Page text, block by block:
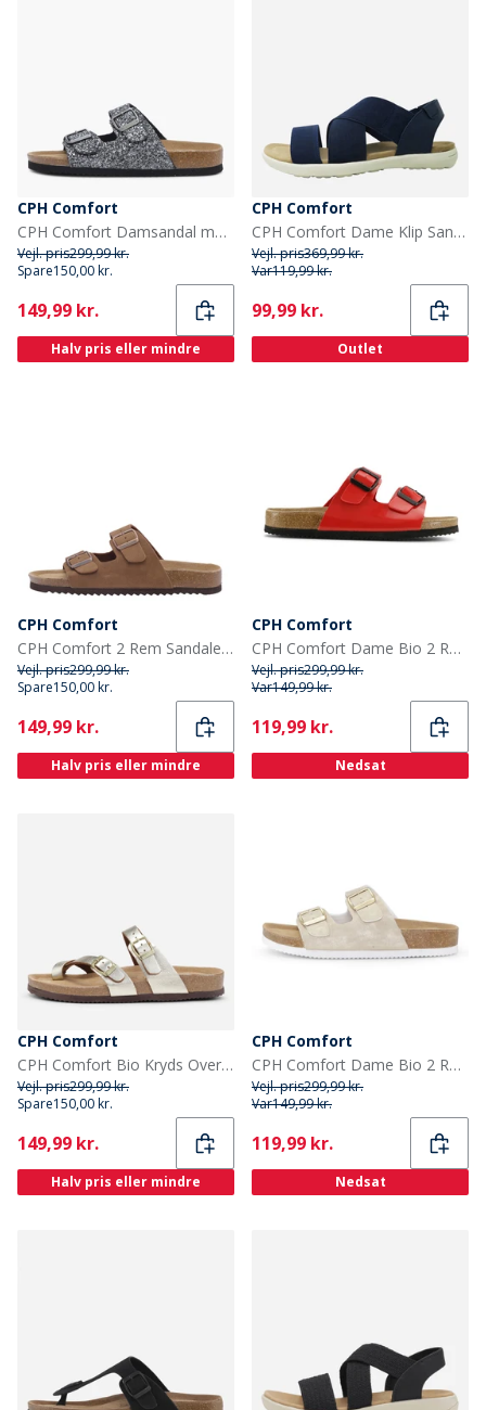
CPH Comfort
CPH Comfort Damsandal med 2 remme og bio-sål Grey Glimmer
Vejl. pris299,99 kr.
Spare150,00 kr.
Current
149,99 kr.
Halv pris eller mindre
CPH Comfort
CPH Comfort Dame Klip Sandaler Navy
Vejl. pris369,99 kr.
Var119,99 kr.
Current
99,99 kr.
Outlet
CPH Comfort
CPH Comfort 2 Rem Sandaler Camel
Vejl. pris299,99 kr.
Spare150,00 kr.
Current
149,99 kr.
Halv pris eller mindre
CPH Comfort
CPH Comfort Dame Bio 2 Rem Sandaler Red Patent
Vejl. pris299,99 kr.
Var149,99 kr.
Current
119,99 kr.
Nedsat
CPH Comfort
CPH Comfort Bio Kryds Over Sandaler Gold
Vejl. pris299,99 kr.
Spare150,00 kr.
Current
149,99 kr.
Halv pris eller mindre
CPH Comfort
CPH Comfort Dame Bio 2 Rem Sandaler Light Gold
Vejl. pris299,99 kr.
Var149,99 kr.
Current
119,99 kr.
Nedsat